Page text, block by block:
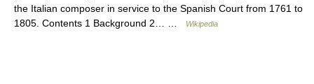
the Italian composer in service to the Spanish Court from 1761 to
1805. Contents 1 Background 2… …
Wikipedia